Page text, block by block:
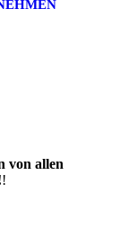
von allen
!